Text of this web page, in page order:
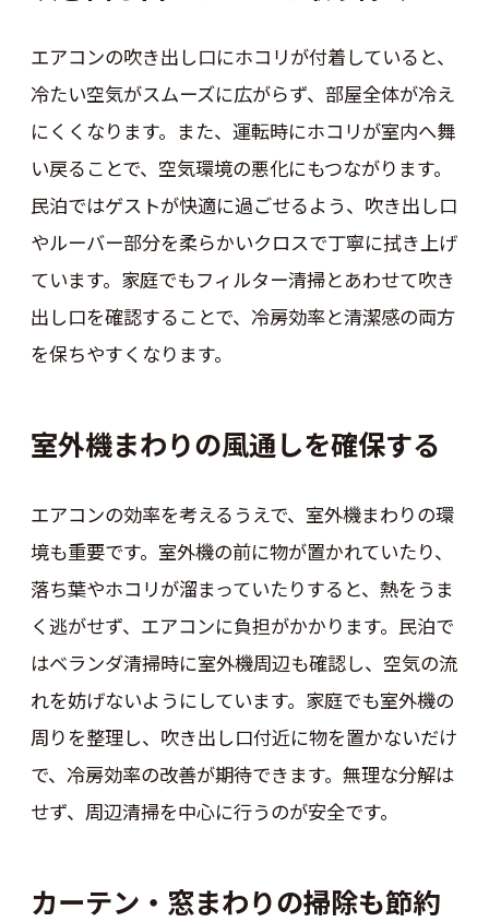
エアコンの吹き出し口にホコリが付着していると、
冷たい空気がスムーズに広がらず、部屋全体が冷え
にくくなります。また、運転時にホコリが室内へ舞
い戻ることで、空気環境の悪化にもつながります。
民泊ではゲストが快適に過ごせるよう、吹き出し口
やルーバー部分を柔らかいクロスで丁寧に拭き上げ
ています。家庭でもフィルター清掃とあわせて吹き
出し口を確認することで、冷房効率と清潔感の両方
を保ちやすくなります。
室外機まわりの風通しを確保する
エアコンの効率を考えるうえで、室外機まわりの環
境も重要です。室外機の前に物が置かれていたり、
落ち葉やホコリが溜まっていたりすると、熱をうま
く逃がせず、エアコンに負担がかかります。民泊で
はベランダ清掃時に室外機周辺も確認し、空気の流
れを妨げないようにしています。家庭でも室外機の
周りを整理し、吹き出し口付近に物を置かないだけ
で、冷房効率の改善が期待できます。無理な分解は
せず、周辺清掃を中心に行うのが安全です。
カーテン・窓まわりの掃除も節約